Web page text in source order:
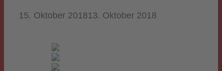
15. Oktober 201813. Oktober 2018